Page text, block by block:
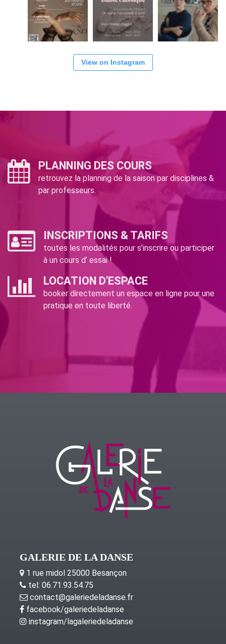
View on Instagram
PLANNING DES COURS
retrouvez la planning de la saison par disciplines &
par professeurs.
INSCRIPTIONS & TARIFS
toutes les modalités pour s’inscrire ou participer
à un cours d’ essai !
LOCATION D'ESPACE
booker directement un espace en ligne pour une
pratique en toute liberté.
GALERIE DE LA DANSE
1 rue midol 25000 Besançon
tel: 06.71.93.54.75
contact@galeriedeladanse.fr
facebook/galeriedeladanse
instagram/lagaleriedeladanse